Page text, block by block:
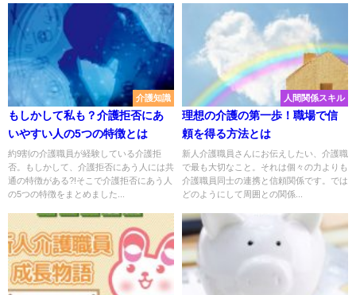
介護知識
もしかして私も？介護拒否にあ
いやすい人の5つの特徴とは
約9割の介護職員が経験している介護拒
否。もしかして、介護拒否にあう人には共
通の特徴がある?!そこで介護拒否にあう人
の5つの特徴をまとめました...
人間関係スキル
理想の介護の第一歩！職場で信
頼を得る方法とは
新人介護職員さんにお伝えしたい、介護職
で最も大切なこと。それは個々の力よりも
介護職員同士の連携と信頼関係です。では
どのようにして周囲との関係...